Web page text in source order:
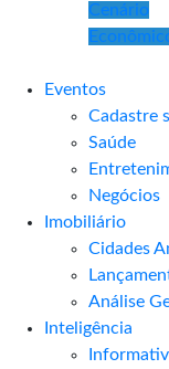
Cenário
Eventos
Cadastre
Saúde
Negócios
Imobiliário
Cidades
Análise
Inteligência